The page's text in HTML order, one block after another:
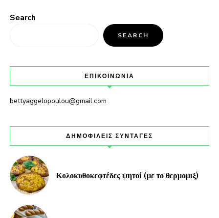
Search
SEARCH
ΕΠΙΚΟΙΝΩΝΙΑ
bettyaggelopoulou@gmail.com
ΔΗΜΟΦΙΛΕΙΣ ΣΥΝΤΑΓΕΣ
Κολοκυθοκεφτέδες ψητοί (με το θερμομιξ)